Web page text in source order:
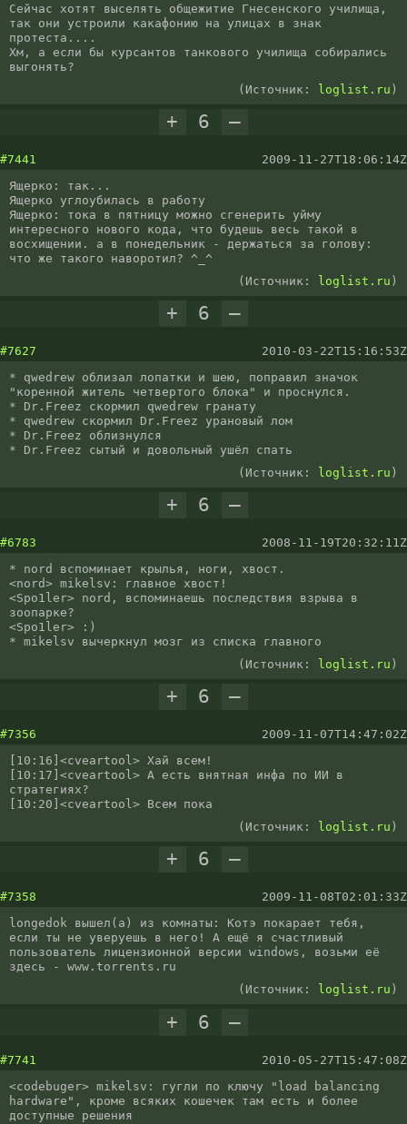
Сейчас хотят выселять общежитие Гнесенского училища,
так они устроили какафонию на улицах в знак
протеста....
Хм, а если бы курсантов танкового училища собирались
выгонять?
(Источник:
loglist.ru )
+ 6 –
#7441
2009-11-27T18:06:14Z
Ящерко: так...
Ящерко углоубилась в работу
Ящерко: тока в пятницу можно сгенерить уйму
интересного нового кода, что будешь весь такой в
восхищении. а в понедельник - держаться за голову:
что же такого наворотил? ^_^
(Источник:
loglist.ru )
+ 6 –
#7627
2010-03-22T15:16:53Z
* qwedrew облизал лопатки и шею, поправил значок
"коренной житель четвертого блока" и проснулся.
* Dr.Freez скормил qwedrew гранату
* qwedrew скормил Dr.Freez урановый лом
* Dr.Freez облизнулся
* Dr.Freez сытый и довольный ушёл спать
(Источник:
loglist.ru )
+ 6 –
#6783
2008-11-19T20:32:11Z
* nord вспоминает крылья, ноги, хвост.
<nord> mikelsv: главное хвост!
<Spo1ler> nord, вспоминаешь последствия взрыва в
зоопарке?
<Spo1ler> :)
* mikelsv вычеркнул мозг из списка главного
(Источник:
loglist.ru )
+ 6 –
#7356
2009-11-07T14:47:02Z
[10:16]<cveartool> Хай всем!
[10:17]<cveartool> А есть внятная инфа по ИИ в
стратегиях?
[10:20]<cveartool> Всем пока
(Источник:
loglist.ru )
+ 6 –
#7358
2009-11-08T02:01:33Z
longedok вышел(а) из комнаты: Котэ покарает тебя,
если ты не уверуешь в него! А ещё я счастливый
пользователь лицензионной версии windows, возьми её
здесь - www.torrents.ru
(Источник:
loglist.ru )
+ 6 –
#7741
2010-05-27T15:47:08Z
<codebuger> mikelsv: гугли по ключу "load balancing
hardware", кроме всяких кошечек там есть и более
доступные решения